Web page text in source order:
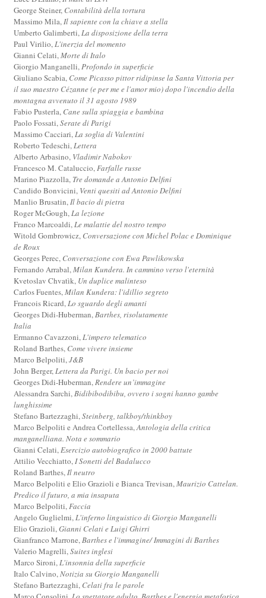
George Steiner, Contabilità della tortura
Massimo Mila,Il sapiente con la chiave a stella
Umberto Galimberti,La disposizione della terra
Paul Virilio,L'inerzia del momento
Gianni Celati,Morte di Italo
Giorgio Manganelli,Profondo in superficie
Giuliano Scabia, Come Picasso pittor ridipinse la Santa Vittoria per
il suo maestro Cézanne (e per me e l'amor mio) dopo l'incendio della
montagna avvenuto il 31 agosto 1989
Fabio Pusterla, Cane sulla spiaggia e bambina
Paolo Fossati,Serate di Parigi
Massimo Cacciari,La soglia di Valentini
Roberto Tedeschi,Lettera
Alberto Arbasino, Vladimir Nabokov
Francesco M. Cataluccio,Farfalle russe
Marino Piazzolla, Tre domande a Antonio Delfini
Candido Bonvicini, Venti quesiti ad Antonio Delfini
Manlio Brusatin,Il bacio di pietra
Roger McGough,La lezione
Franco Marcoaldi,Le malattie del nostro tempo
Witold Gombrowicz, Conversazione con Michel Polac e Dominique
de Roux
Georges Perec, Conversazione con Ewa Pawlikowska
Fernando Arrabal,Milan Kundera. In cammino verso l'eternità
Kvetoslav Chvatìk, Un duplice malinteso
Carlos Fuentes,Milan Kundera: l'idillio segreto
Francois Ricard,Lo sguardo degli amanti
Georges Didi-Huberman,Barthes, risolutamente
Italia
Ermanno Cavazzoni,L'impero telematico
Roland Barthes, Come vivere insieme
Marco Belpoliti,J&B
John Berger,Lettera da Parigi. Un bacio per noi
Georges Didi-Huberman,Rendere un’immagine
Alessandra Sarchi,Bidibibodibibu, ovvero i sogni hanno gambe
lunghissime
Stefano Bartezzaghi,Steinberg, talkboy/thinkboy
Marco Belpoliti e Andrea Cortellessa,Antologia della critica
manganelliana. Nota e sommario
Gianni Celati,Esercizio autobiografico in 2000 battute
Attilio Vecchiatto,I Sonetti del Badalucco
Roland Barthes,Il neutro
Marco Belpoliti e Elio Grazioli e Bianca Trevisan,Maurizio Cattelan.
Predico il futuro, a mia insaputa
Marco Belpoliti,Faccia
Angelo Guglielmi,L'inferno linguistico di Giorgio Manganelli
Elio Grazioli,Gianni Celati e Luigi Ghirri
Gianfranco Marrone,Barthes e l'immagine/ Immagini di Barthes
Valerio Magrelli,Suites inglesi
Marco Sironi,L'insonnia della superficie
Italo Calvino,Notizia su Giorgio Manganelli
Stefano Bartezzaghi, Celati fra le parole